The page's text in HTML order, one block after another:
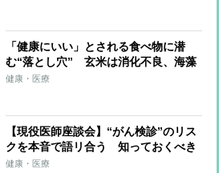
「健康にいい」とされる食べ物に潜
む“落とし穴” 玄米は消化不良、海藻
は甲状腺がん、プロテインは腎臓に負
健康・医療
【現役医師座談会】“がん検診”のリス
クを本音で語リ合う 知っておくべき
「偽陽性」「過剰検査」「過剰治療」
健康・医療